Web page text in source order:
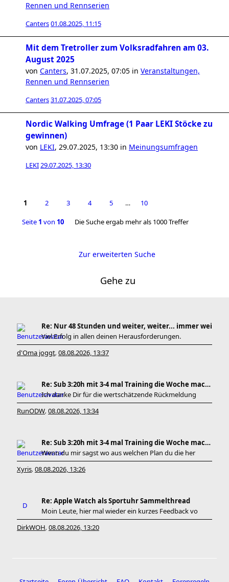
Rennen und Rennserien
Canters01.08.2025, 11:15
Mit dem Tretroller zum Volksradfahren am 03.
August 2025
von Canters, 31.07.2025, 07:05 in Veranstaltungen,
Rennen und Rennserien
Canters31.07.2025, 07:05
Nordic Walking Umfrage (1 Paar LEKI Stöcke zu
gewinnen)
von LEKI, 29.07.2025, 13:30 in Meinungsumfragen
LEKI29.07.2025, 13:30
1 2 3 4 5 … 10
Seite 1 von 10 Die Suche ergab mehr als 1000 Treffer
Zur erweiterten Suche
Gehe zu
Re: Nur 48 Stunden und weiter, weiter... immer wei
Viel Erfolg in allen deinen Herausforderungen.
d'Oma joggt, 08.08.2026, 13:37
Re: Sub 3:20h mit 3-4 mal Training die Woche machb
Ich danke Dir für die wertschätzende Rückmeldung
RunODW, 08.08.2026, 13:34
Re: Sub 3:20h mit 3-4 mal Training die Woche machb
Wenn du mir sagst wo aus welchen Plan du die her
Xyris, 08.08.2026, 13:26
Re: Apple Watch als Sportuhr Sammelthread
Moin Leute, hier mal wieder ein kurzes Feedback vo
DirkWOH, 08.08.2026, 13:20